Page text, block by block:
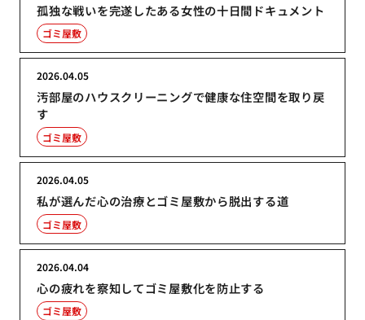
孤独な戦いを完遂したある女性の十日間ドキュメント
ゴミ屋敷
汚部屋のハウスクリーニングで健康な住空間を取り戻
す
2026.04.05
ゴミ屋敷
私が選んだ心の治療とゴミ屋敷から脱出する道
2026.04.05
ゴミ屋敷
心の疲れを察知してゴミ屋敷化を防止する
2026.04.04
ゴミ屋敷